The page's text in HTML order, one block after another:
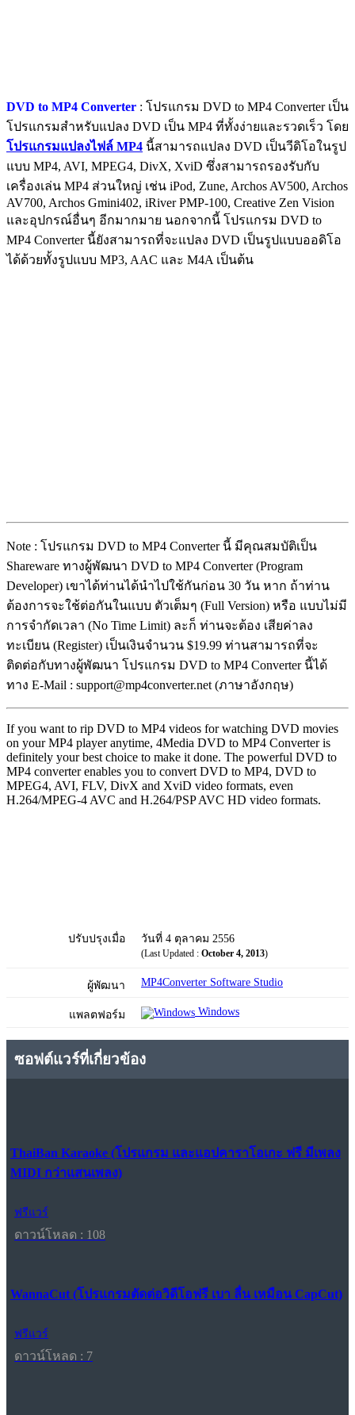
DVD to MP4 Converter : โปรแกรม DVD to MP4 Converter เป็น
โปรแกรมสำหรับแปลง DVD เป็น MP4 ที่ทั้งง่ายและรวดเร็ว โดย
โปรแกรมแปลงไฟล์ MP4 นี้สามารถแปลง DVD เป็นวีดิโอในรูป
แบบ MP4, AVI, MPEG4, DivX, XviD ซึ่งสามารถรองรับกับ
เครื่องเล่น MP4 ส่วนใหญ่ เช่น iPod, Zune, Archos AV500, Archos
AV700, Archos Gmini402, iRiver PMP-100, Creative Zen Vision
และอุปกรณ์อื่นๆ อีกมากมาย นอกจากนี้ โปรแกรม DVD to
MP4 Converter นี้ยังสามารถที่จะแปลง DVD เป็นรูปแบบออดิโอ
ได้ด้วยทั้งรูปแบบ MP3, AAC และ M4A เป็นต้น
Note : โปรแกรม DVD to MP4 Converter นี้ มีคุณสมบัติเป็น
Shareware ทางผู้พัฒนา DVD to MP4 Converter (Program
Developer) เขาได้ท่านได้นำไปใช้กันก่อน 30 วัน หาก ถ้าท่าน
ต้องการจะใช้ต่อกันในแบบ ตัวเต็มๆ (Full Version) หรือ แบบไม่มี
การจำกัดเวลา (No Time Limit) ละก็ ท่านจะต้อง เสียค่าลง
ทะเบียน (Register) เป็นเงินจำนวน $19.99 ท่านสามารถที่จะ
ติดต่อกับทางผู้พัฒนา โปรแกรม DVD to MP4 Converter นี้ได้
ทาง E-Mail : support@mp4converter.net (ภาษาอังกฤษ)
If you want to rip DVD to MP4 videos for watching DVD movies
on your MP4 player anytime, 4Media DVD to MP4 Converter is
definitely your best choice to make it done. The powerful DVD to
MP4 converter enables you to convert DVD to MP4, DVD to
MPEG4, AVI, FLV, DivX and XviD video formats, even
H.264/MPEG-4 AVC and H.264/PSP AVC HD video formats.
ปรับปรุงเมื่อ วันที่ 4 ตุลาคม 2556
(Last Updated : October 4, 2013)
ผู้พัฒนา MP4Converter Software Studio
แพลตฟอร์ม Windows
ซอฟต์แวร์ที่เกี่ยวข้อง
ThaiBan Karaoke (โปรแกรม และแอปคาราโอเกะ ฟรี มีเพลง
MIDI กว่าแสนเพลง)
ฟรีแวร์
ดาวน์โหลด : 108
WannaCut (โปรแกรมตัดต่อวิดีโอฟรี เบา ลื่น เหมือน CapCut)
ฟรีแวร์
ดาวน์โหลด : 7